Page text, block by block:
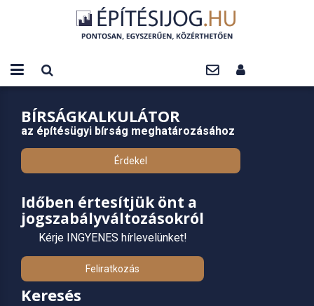
BÍRSÁGKALKULÁTOR
az építésügyi bírság meghatározásához
Érdekel
Időben értesítjük önt a
jogszabályváltozásokról
Kérje INGYENES hírlevelünket!
Feliratkozás
Keresés